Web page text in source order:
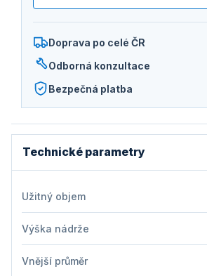
Doprava po celé ČR
Odborná konzultace
Bezpečná platba
Technické parametry
Užitný objem
Výška nádrže
Vnější průměr